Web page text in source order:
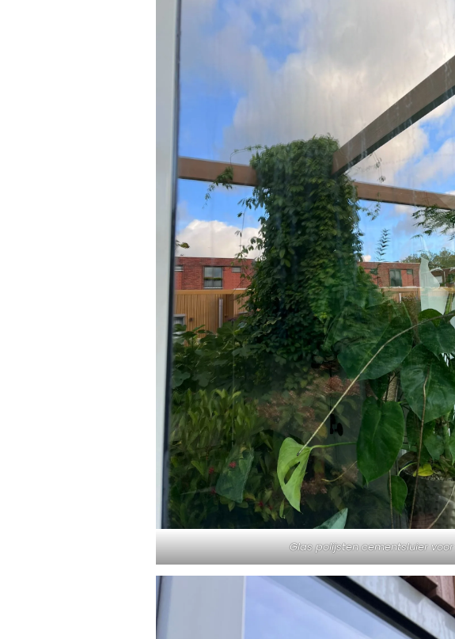
Glas polijsten cementsluier voor